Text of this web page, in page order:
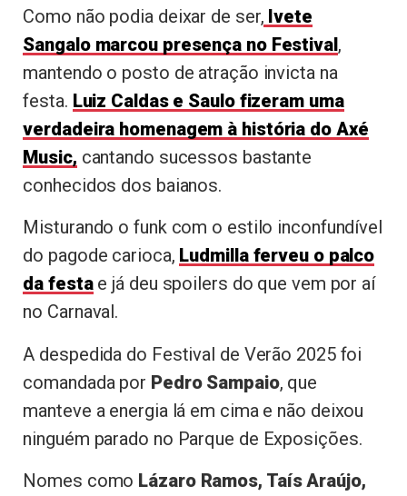
Como não podia deixar de ser, Ivete
Sangalo marcou presença no Festival,
mantendo o posto de atração invicta na
festa. Luiz Caldas e Saulo fizeram uma
verdadeira homenagem à história do Axé
Music, cantando sucessos bastante
conhecidos dos baianos.
Misturando o funk com o estilo inconfundível
do pagode carioca, Ludmillaferveu o palco
da festae já deu spoilers do que vem por aí
no Carnaval.
A despedida do Festival de Verão 2025 foi
comandada por Pedro Sampaio, que
manteve a energia lá em cima e não deixou
ninguém parado no Parque de Exposições.
Nomes como Lázaro Ramos, Taís Araújo,